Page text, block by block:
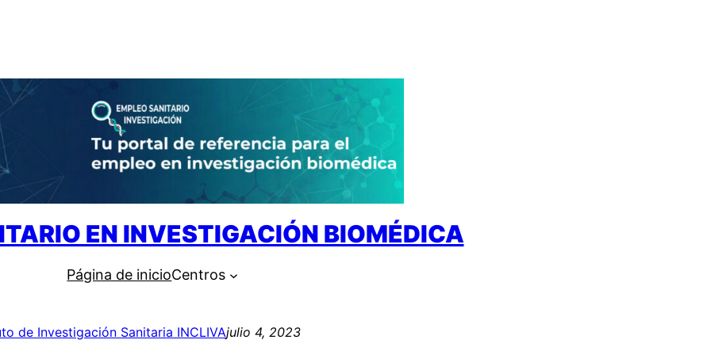
EN INVESTIGACIÓN BIOMÉDICA
Página de inicioCentros
de Investigación Sanitaria INCLIVAjulio 4, 2023